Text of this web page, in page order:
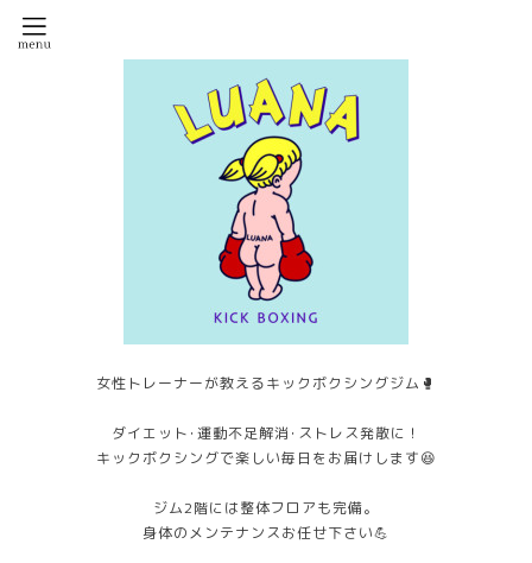
女性トレーナーが教えるキックボクシングジム🥊
ダイエット･運動不足解消･ストレス発散に！
キックボクシングで楽しい毎日をお届けします😆
ジム2階には整体フロアも完備。
身体のメンテナンスお任せ下さい💪